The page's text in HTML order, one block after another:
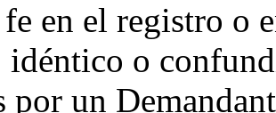
en el registro o
o
por un